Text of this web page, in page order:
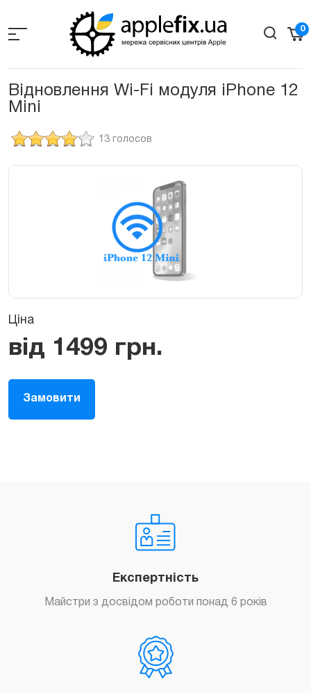
the
0
Відновлення Wi-Fi модуля iPhone 12
Mini
13 голосов
Ціна
від 1499 грн.
Замовити
Експертність
Майстри з досвідом роботи понад 6 років